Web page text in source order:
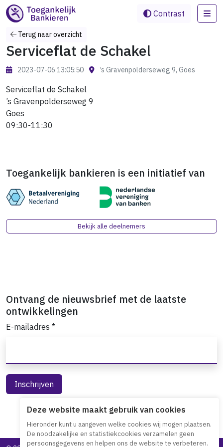
Contrast
Terug naar overzicht
Serviceflat de Schakel
2023-07-06 13:05:50 ’s Gravenpolderseweg 9, Goes
Serviceflat de Schakel
’s Gravenpolderseweg 9
Goes
09:30-11:30
Toegankelijk bankieren is een initiatief van
Bekijk alle deelnemers
Ontvang de nieuwsbrief met de laatste
ontwikkelingen
E-mailadres *
Deze website maakt gebruik van cookies
Hieronder kunt u aangeven welke cookies wij mogen plaatsen.
De noodzakelijke en statistiekcookies verzamelen geen
persoonsgegevens en helpen ons de website te verbeteren.